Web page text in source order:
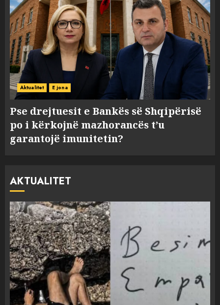
Aktualitet E jona
Pse drejtuesit e Bankës së Shqipërisë
po i kërkojnë mazhorancës t’u
garantojë imunitetin?
AKTUALITET